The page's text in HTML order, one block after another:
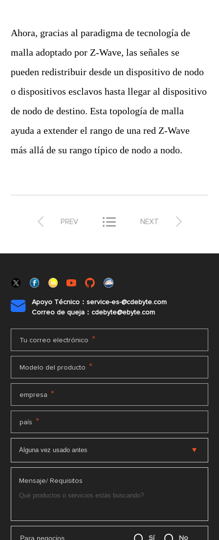
Ahora, gracias al paradigma de tecnología de
malla adoptado por Z-Wave, las señales se
pueden redistribuir desde un dispositivo de nodo
o dispositivos esclavos hasta llegar al dispositivo
de nodo de destino. Esta topología de malla
ayuda a extender el rango de una red Z-Wave
más allá de su rango típico de nodo a nodo.
 PREV  
NEXT

Apoyo Técnico：service-es-@cdebyte.com
Correo de queja：cdebyte@ebyte.com
Tu correo electrónico *
Modelo del producto *
empresa *
país *
Mensaje/ Requisitos
Para negocios Sí No